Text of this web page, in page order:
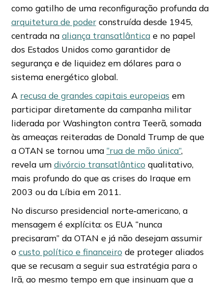
como gatilho de uma reconfiguração profunda da
arquitetura de poderconstruída desde 1945,
centrada na aliança transatlânticae no papel
dos Estados Unidos como garantidor de
segurança e de liquidez em dólares para o
sistema energético global.
A recusa de grandes capitais europeias em
participar diretamente da campanha militar
liderada por Washington contra Teerã, somada
às ameaças reiteradas de Donald Trump de que
a OTAN se tornou uma “rua de mão única”,
revela um divórcio transatlântico qualitativo,
mais profundo do que as crises do Iraque em
2003 ou da Líbia em 2011.
No discurso presidencial norte‑americano, a
mensagem é explícita: os EUA “nunca
precisaram” da OTAN e já não desejam assumir
o custo político e financeiro de proteger aliados
que se recusam a seguir sua estratégia para o
Irã, ao mesmo tempo em que insinuam que a